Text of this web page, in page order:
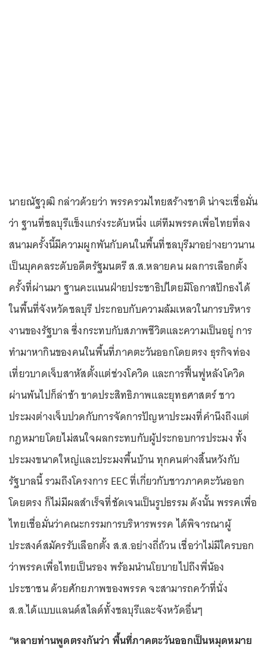
นายณัฐวุฒิ กล่าวด้วยว่า พรรครวมไทยสร้างชาติ น่าจะเชื่อมั่น
ว่า ฐานที่ชลบุรีแข็งแกร่งระดับหนึ่ง แต่ทีมพรรคเพื่อไทยที่ลง
สนามครั้งนี้มีความผูกพันกับคนในพื้นที่ชลบุรีมาอย่างยาวนาน
เป็นบุคคลระดับอดีตรัฐมนตรี ส.ส.หลายคน ผลการเลือกตั้ง
ครั้งที่ผ่านมา ฐานคะแนนฝ่ายประชาธิปไตยมีโอกาสปักธงได้
ในพื้นที่จังหวัดชลบุรี ประกอบกับความล้มเหลวในการบริหาร
งานของรัฐบาล ซึ่งกระทบกับสภาพชีวิตและความเป็นอยู่ การ
ทำมาหากินของคนในพื้นที่ภาคตะวันออกโดยตรง ธุรกิจท่อง
เที่ยวบาดเจ็บสาหัสตั้งแต่ช่วงโควิด และการฟื้นฟูหลังโควิด
ผ่านพ้นไปก็ล่าช้า ขาดประสิทธิภาพและยุทธศาสตร์ ชาว
ประมงต่างเจ็บปวดกับการจัดการปัญหาประมงที่คำนึงถึงแต่
กฎหมายโดยไม่สนใจผลกระทบกับผู้ประกอบการประมง ทั้ง
ประมงขนาดใหญ่และประมงพื้นบ้าน ทุกคนต่างสิ้นหวังกับ
รัฐบาลนี้ รวมถึงโครงการ EEC ที่เกี่ยวกับชาวภาคตะวันออก
โดยตรง ก็ไม่มีผลสำเร็จที่ชัดเจนเป็นรูปธรรม ดังนั้น พรรคเพื่อ
ไทยเชื่อมั่นว่าคณะกรรมการบริหารพรรค ได้พิจารณาผู้
ประสงค์สมัครรับเลือกตั้ง ส.ส.อย่างถี่ถ้วน เชื่อว่าไม่มีใครบอก
ว่าพรรคเพื่อไทยเป็นรอง พร้อมนำนโยบายไปถึงพี่น้อง
ประชาชน ด้วยศักยภาพของพรรค จะสามารถคว้าที่นั่ง
ส.ส.ได้แบบแลนด์สไลด์ทั้งชลบุรีและจังหวัดอื่นๆ
“หลายท่านพูดตรงกันว่า พื้นที่ภาคตะวันออกเป็นหมุดหมาย